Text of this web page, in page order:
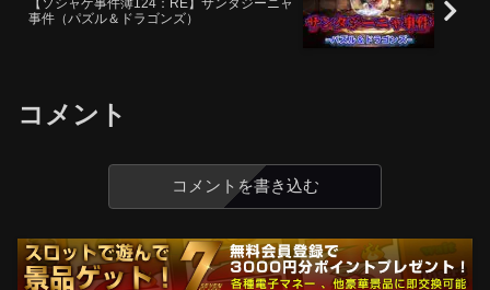
【ソシャゲ事件簿124：RE】サンタジーニャ
事件（パズル＆ドラゴンズ）
コメント
コメントを書き込む